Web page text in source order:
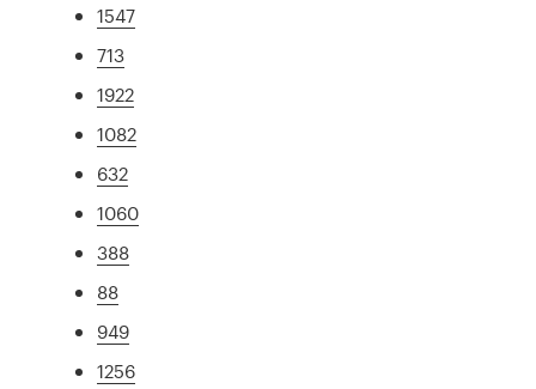
1547
713
1922
1082
632
1060
388
88
949
1256